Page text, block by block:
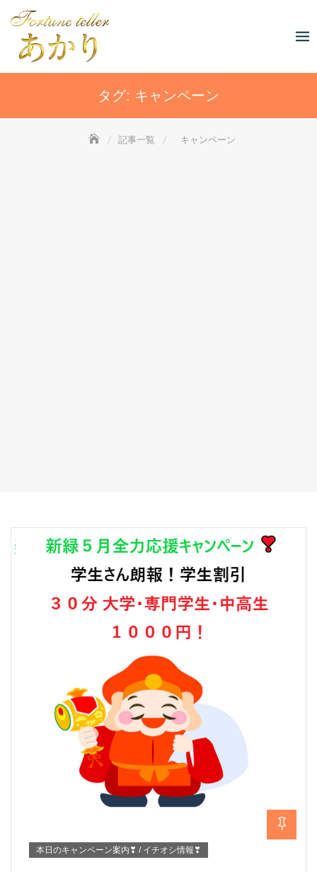
content
タグ: キャンペーン
記事一覧 キャンペーン
本日のキャンペーン案内❣ / イチオシ情報❣